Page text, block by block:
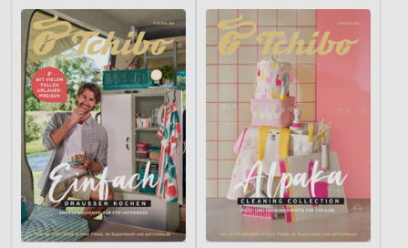
Entwicklung und Verbesserung der Angebote
Verwendung reduzierter Daten zur Auswahl von
Inhalten
IAB-Besonderheiten:
Verwendung genauer Standortdaten
Geräte anhand von aktiv angeforderten
Informationen identifizieren
Nicht-IAB-Verarbeitungszwecke:
Notwendig